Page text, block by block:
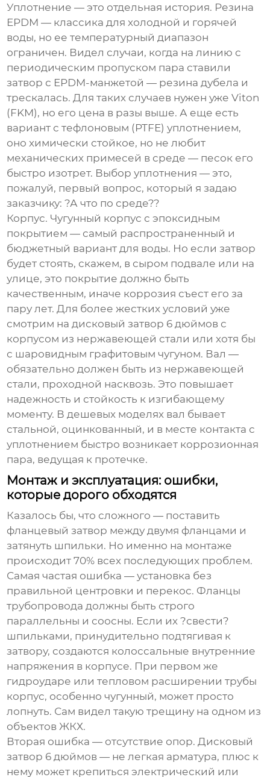
Уплотнение — это отдельная история. Резина
EPDM — классика для холодной и горячей
воды, но ее температурный диапазон
ограничен. Видел случаи, когда на линию с
периодическим пропуском пара ставили
затвор с EPDM-манжетой — резина дубела и
трескалась. Для таких случаев нужен уже Viton
(FKM), но его цена в разы выше. А еще есть
вариант с тефлоновым (PTFE) уплотнением,
оно химически стойкое, но не любит
механических примесей в среде — песок его
быстро изотрет. Выбор уплотнения — это,
пожалуй, первый вопрос, который я задаю
заказчику: ?А что по среде??
Корпус. Чугунный корпус с эпоксидным
покрытием — самый распространенный и
бюджетный вариант для воды. Но если затвор
будет стоять, скажем, в сыром подвале или на
улице, это покрытие должно быть
качественным, иначе коррозия съест его за
пару лет. Для более жестких условий уже
смотрим надисковый затвор 6 дюймов с
корпусом из нержавеющей стали или хотя бы
с шаровидным графитовым чугуном. Вал —
обязательно должен быть из нержавеющей
стали, проходной насквозь. Это повышает
надежность и стойкость к изгибающему
моменту. В дешевых моделях вал бывает
стальной, оцинкованный, и в месте контакта с
уплотнением быстро возникает коррозионная
пара, ведущая к протечке.
Монтаж и эксплуатация: ошибки,
которые дорого обходятся
Казалось бы, что сложного — поставить
фланцевый затвор между двумя фланцами и
затянуть шпильки. Но именно на монтаже
происходит 70% всех последующих проблем.
Самая частая ошибка — установка без
правильной центровки и перекос. Фланцы
трубопровода должны быть строго
параллельны и соосны. Если их ?свести?
шпильками, принудительно подтягивая к
затвору, создаются колоссальные внутренние
напряжения в корпусе. При первом же
гидроударе или тепловом расширении трубы
корпус, особенно чугунный, может просто
лопнуть. Сам видел такую трещину на одном из
объектов ЖКХ.
Вторая ошибка — отсутствие опор.Дисковый
затвор 6 дюймов — не легкая арматура, плюс к
нему может крепиться электрический или